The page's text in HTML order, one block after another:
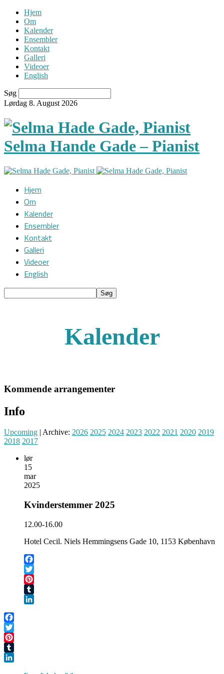
Hjem
Om
Kalender
Ensembler
Kontakt
Galleri
Videoer
English
Søg
Lørdag 8. August 2026
Selma Hande Gade – Pianist
Hjem
Om
Kalender
Ensembler
Kontakt
Galleri
Videoer
English
Kalender
Kommende arrangementer
Info
Upcoming | Archive: 2026 2025 2024 2023 2022 2021 2020 2019
2018 2017
lør
15
mar
2025
Kvinderstemmer 2025
12.00-16.00
Hotel Cecil. Niels Hemmingsens Gade 10, 1153 København
Facebook
Twitter
Pinterest
Tumblr
Facebook
Twitter
Pinterest
Tumblr